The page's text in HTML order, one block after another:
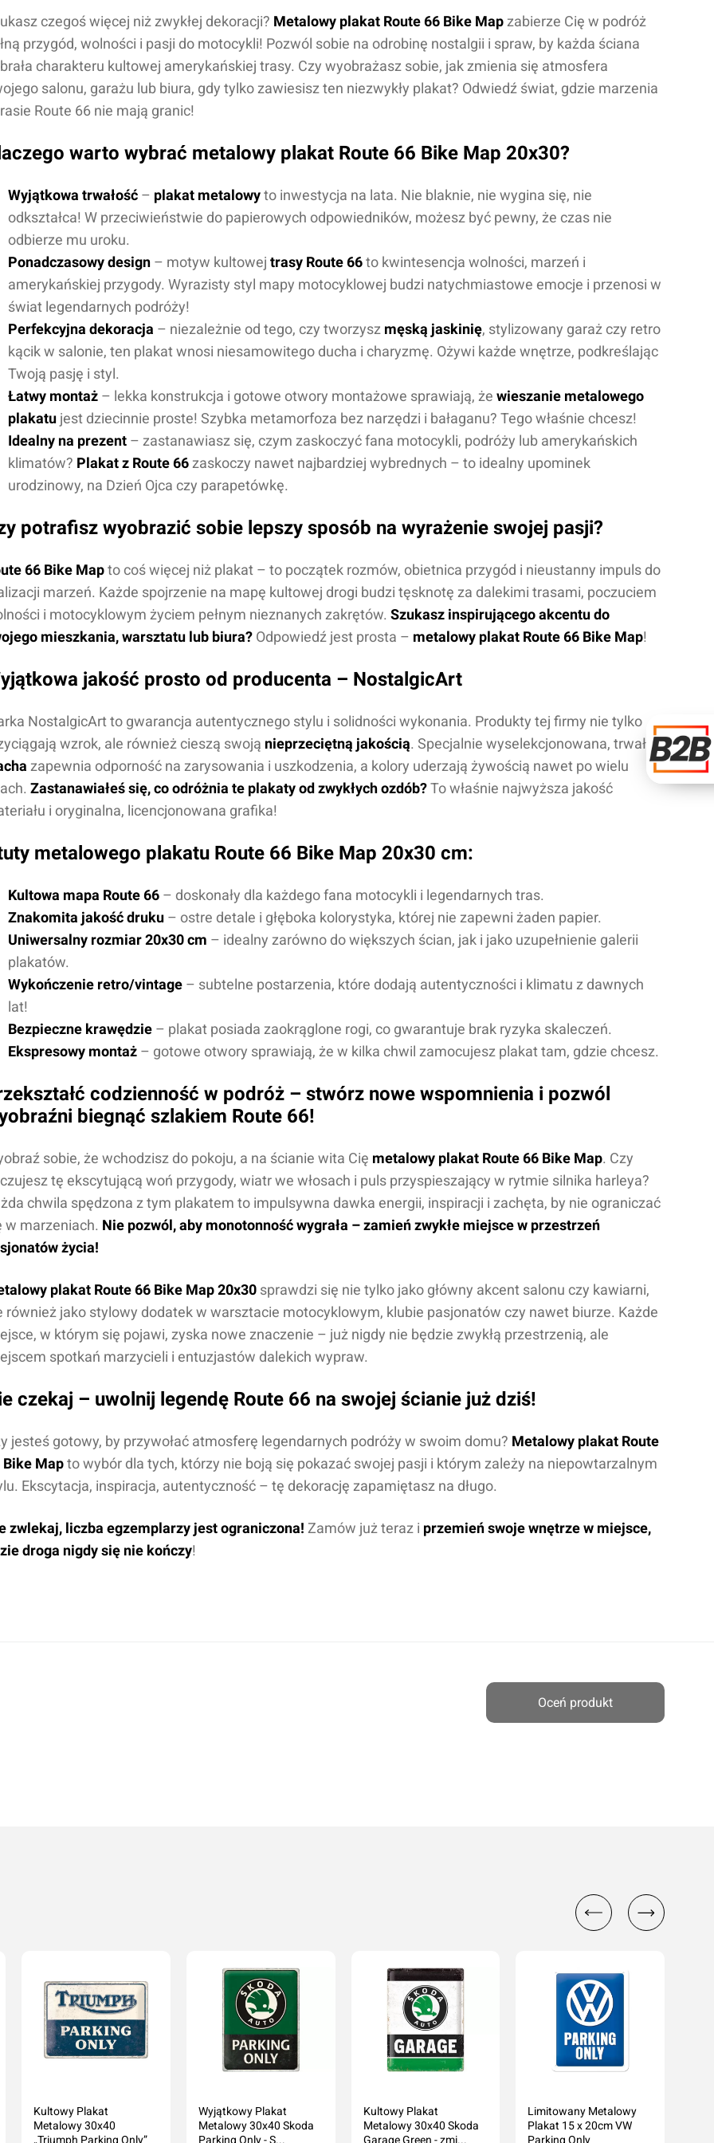
czegoś więcej niż zwykłej dekoracji? Metalowy plakat Route 66 Bike Map zabierze Cię w podróż
przygód, wolności i pasji do motocykli! Pozwól sobie na odrobinę nostalgii i spraw, by każda ściana
charakteru kultowej amerykańskiej trasy. Czy wyobrażasz sobie, jak zmienia się atmosfera
salonu, garażu lub biura, gdy tylko zawiesisz ten niezwykły plakat? Odwiedź świat, gdzie marzenia
Route 66 nie mają granic!
warto wybrać metalowy plakat Route 66 Bike Map 20x30?
Wyjątkowa trwałość – plakat metalowyto inwestycja na lata. Nie blaknie, nie wygina się, nie
odkształca! W przeciwieństwie do papierowych odpowiedników, możesz być pewny, że czas nie
odbierze mu uroku.
Ponadczasowy design – motyw kultowej trasy Route 66to kwintesencja wolności, marzeń i
amerykańskiej przygody. Wyrazisty styl mapy motocyklowej budzi natychmiastowe emocje i przenosi w
świat legendarnych podróży!
Perfekcyjna dekoracja – niezależnie od tego, czy tworzysz męską jaskinię, stylizowany garaż czy retro
kącik w salonie, ten plakat wnosi niesamowitego ducha i charyzmę. Ożywi każde wnętrze, podkreślając
Twoją pasję i styl.
Łatwy montaż – lekka konstrukcja i gotowe otwory montażowe sprawiają, że wieszanie metalowego
plakatu jest dziecinnie proste! Szybka metamorfoza bez narzędzi i bałaganu? Tego właśnie chcesz!
Idealny na prezent – zastanawiasz się, czym zaskoczyć fana motocykli, podróży lub amerykańskich
klimatów? Plakat z Route 66 zaskoczy nawet najbardziej wybrednych – to idealny upominek
urodzinowy, na Dzień Ojca czy parapetówkę.
potrafisz wyobrazić sobie lepszy sposób na wyrażenie swojej pasji?
66 Bike Mapto coś więcej niż plakat – to początek rozmów, obietnica przygód i nieustanny impuls do
marzeń. Każde spojrzenie na mapę kultowej drogi budzi tęsknotę za dalekimi trasami, poczuciem
i motocyklowym życiem pełnym nieznanych zakrętów. Szukasz inspirującego akcentu do
mieszkania, warsztatu lub biura? Odpowiedź jest prosta – metalowy plakat Route 66 Bike Map!
jakość prosto od producenta – NostalgicArt
NostalgicArt to gwarancja autentycznego stylu i solidności wykonania. Produkty tej firmy nie tylko
wzrok, ale również cieszą swoją nieprzeciętną jakością. Specjalnie wyselekcjonowana, trwała
zapewnia odporność na zarysowania i uszkodzenia, a kolory uderzają żywością nawet po wielu
Zastanawiałeś się, co odróżnia te plakaty od zwykłych ozdób?To właśnie najwyższa jakość
i oryginalna, licencjonowana grafika!
metalowego plakatu Route 66 Bike Map 20x30 cm:
Kultowa mapa Route 66 – doskonały dla każdego fana motocykli i legendarnych tras.
Znakomita jakość druku – ostre detale i głęboka kolorystyka, której nie zapewni żaden papier.
Uniwersalny rozmiar 20x30 cm – idealny zarówno do większych ścian, jak i jako uzupełnienie galerii
plakatów.
Wykończenie retro/vintage – subtelne postarzenia, które dodają autentyczności i klimatu z dawnych
lat!
Bezpieczne krawędzie – plakat posiada zaokrąglone rogi, co gwarantuje brak ryzyka skaleczeń.
Ekspresowy montaż – gotowe otwory sprawiają, że w kilka chwil zamocujesz plakat tam, gdzie chcesz.
codzienność w podróż – stwórz nowe wspomnienia i pozwól
biegnąć szlakiem Route 66!
sobie, że wchodzisz do pokoju, a na ścianie wita Cię metalowy plakat Route 66 Bike Map. Czy
tę ekscytującą woń przygody, wiatr we włosach i puls przyspieszający w rytmie silnika harleya?
chwila spędzona z tym plakatem to impulsywna dawka energii, inspiracji i zachęta, by nie ograniczać
w marzeniach. Nie pozwól, aby monotonność wygrała – zamień zwykłe miejsce w przestrzeń
życia!
plakat Route 66 Bike Map 20x30 sprawdzi się nie tylko jako główny akcent salonu czy kawiarni,
również jako stylowy dodatek w warsztacie motocyklowym, klubie pasjonatów czy nawet biurze. Każde
w którym się pojawi, zyska nowe znaczenie – już nigdy nie będzie zwykłą przestrzenią, ale
spotkań marzycieli i entuzjastów dalekich wypraw.
czekaj – uwolnij legendę Route 66 na swojej ścianie już dziś!
jesteś gotowy, by przywołać atmosferę legendarnych podróży w swoim domu? Metalowy plakat Route
Bike Mapto wybór dla tych, którzy nie boją się pokazać swojej pasji i którym zależy na niepowtarzalnym
Ekscytacja, inspiracja, autentyczność – tę dekorację zapamiętasz na długo.
zwlekaj, liczba egzemplarzy jest ograniczona! Zamów już teraz i przemień swoje wnętrze w miejsce,
droga nigdy się nie kończy!
Oceń produkt
Imię i nazwisko*
Komentarz*
Anuluj
Kultowy Plakat
Metalowy 30x40
„Triumph Parking Only”
Wyjątkowy Plakat
Metalowy 30x40 Skoda
Parking Only - S...
Kultowy Plakat
Metalowy 30x40 Skoda
Garage Green - zmi...
Limitowany Metalowy
Plakat 15 x 20cm VW
Parking Only